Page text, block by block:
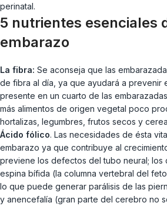
perinatal.
5 nutrientes esenciales
embarazo
La fibra: Se aconseja que las
de fibra al día, ya que ayudará a prevenir
presente en un cuarto de las
más alimentos de origen vegetal poco
hortalizas, legumbres, frutos secos y
Ácido fólico. Las necesidades de ésta
embarazo ya que contribuye al
previene los defectos del tubo neural; los
espina bífida (la columna vertebral del
lo que puede generar parálisis de las
y anencefalía (gran parte del cerebro no